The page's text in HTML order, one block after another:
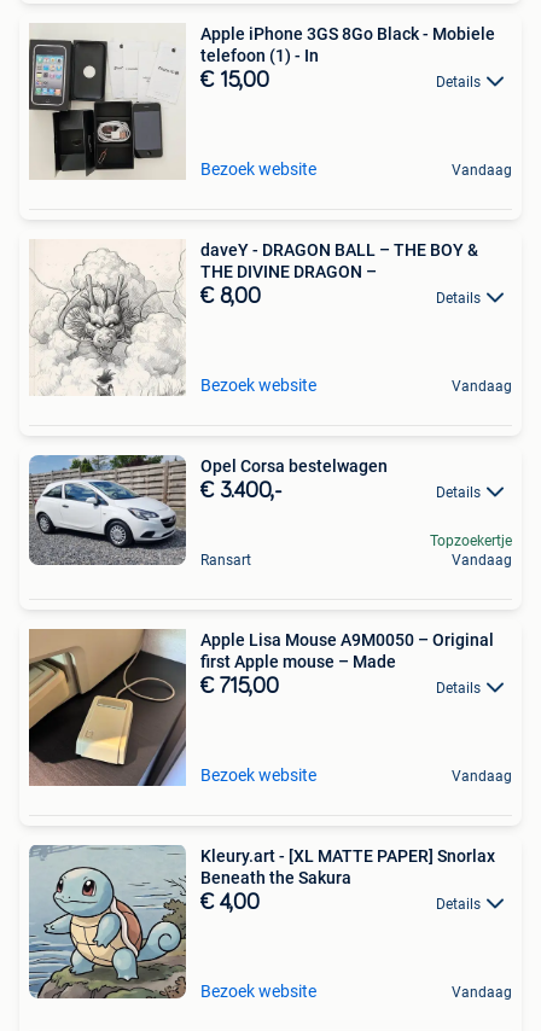
Apple iPhone 3GS 8Go Black - Mobiele
telefoon (1) - In
€ 15,00 Details
Bezoek website Vandaag
daveY - DRAGON BALL – THE BOY &
THE DIVINE DRAGON –
€ 8,00 Details
Bezoek website Vandaag
Opel Corsa bestelwagen
€ 3.400,- Details
Ransart
Topzoekertje
Vandaag
Apple Lisa Mouse A9M0050 – Original
first Apple mouse – Made
€ 715,00 Details
Bezoek website Vandaag
Kleury.art - [XL MATTE PAPER] Snorlax
Beneath the Sakura
€ 4,00 Details
Bezoek website Vandaag